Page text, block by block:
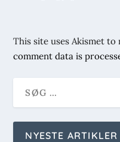
This site uses Akismet to
comment data is
NYESTE ARTIKLER